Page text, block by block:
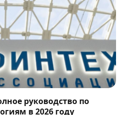
руководство по
в 2026 году